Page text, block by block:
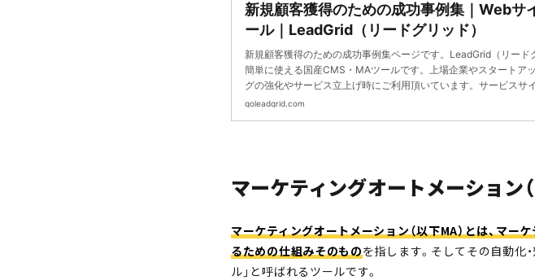
新規顧客獲得のための成功事例集｜Webサ
ール｜LeadGrid（リードグリッド）
新規顧客獲得のための成功事例集ページです。LeadGrid（リード
簡単に使える国産CMS・MAツールです。上場企業やスタートア
グの強化やサービス立上げ時にご利用頂いています。サービスサ
獲得に貢献できるWebサイト制作を得意としています。
goleadgrid.com
マーケティングオートメーション
マーケティングオートメーション（以下MA）とは、マー
るための仕組みそのものを指します。そしてその自動化
ル」と呼ばれるツールです。